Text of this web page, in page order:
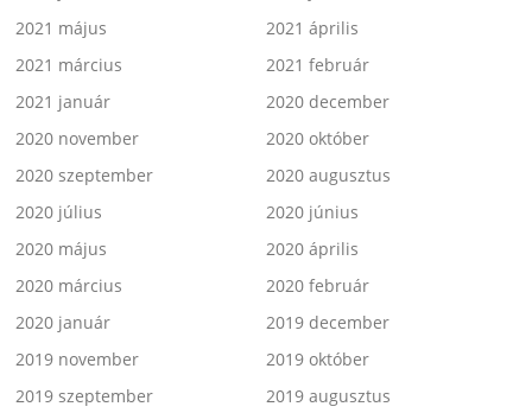
2021 május
2021 április
2021 március
2021 február
2021 január
2020 december
2020 november
2020 október
2020 szeptember
2020 augusztus
2020 július
2020 június
2020 május
2020 április
2020 március
2020 február
2020 január
2019 december
2019 november
2019 október
2019 szeptember
2019 augusztus